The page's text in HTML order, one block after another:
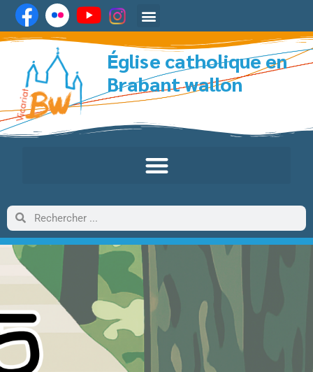
Église catholique en
Brabant wallon